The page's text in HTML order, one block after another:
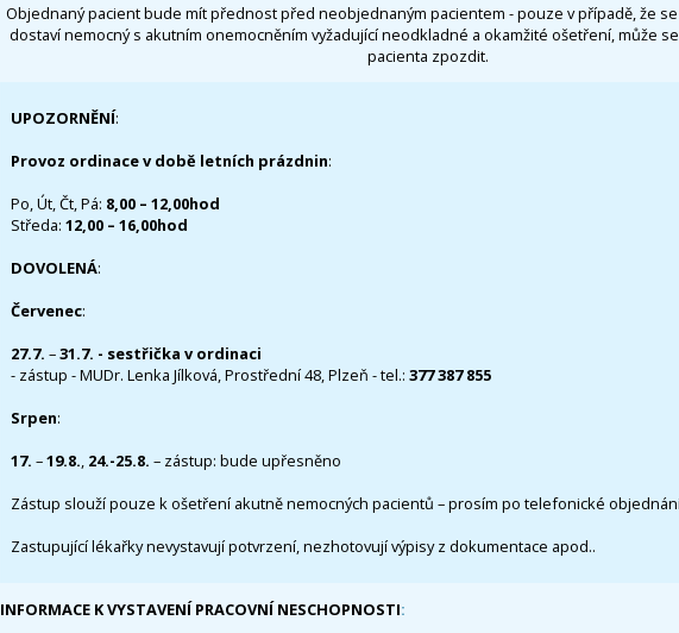
Objednaný pacient bude mít přednost před neobjednaným pacientem - pouze v případě, že
dostaví nemocný s akutním onemocněním vyžadující neodkladné a okamžité ošetření, může
pacienta zpozdit.
UPOZORNĚNÍ:
Provoz ordinace v době letních prázdnin:
Po, Út, Čt, Pá: 8,00 – 12,00hod
Středa: 12,00 – 16,00hod
DOVOLENÁ:
Červenec:
27.7. –31.7. - sestřička v ordinaci
- zástup - MUDr. Lenka Jílková, Prostřední 48, Plzeň - tel.: 377 387 855
Srpen:
17. –19.8., 24.-25.8. – zástup: bude upřesněno
Zástup slouží pouze k ošetření akutně nemocných pacientů – prosím po telefonické
Zastupující lékařky nevystavují potvrzení, nezhotovují výpisy z dokumentace apod..
INFORMACE K VYSTAVENÍ PRACOVNÍ NESCHOPNOSTI: